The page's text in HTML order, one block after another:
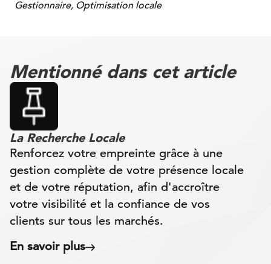
Gestionnaire, Optimisation locale
Mentionné dans cet article
La Recherche Locale
Renforcez votre empreinte grâce à une
gestion complète de votre présence locale
et de votre réputation, afin d'accroître
votre visibilité et la confiance de vos
clients sur tous les marchés.
En savoir plus